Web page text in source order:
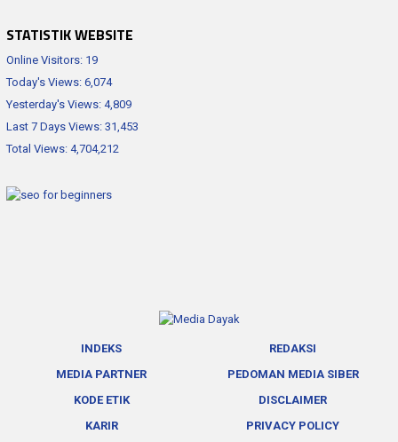
STATISTIK WEBSITE
Online Visitors: 19
Today's Views: 6,074
Yesterday's Views: 4,809
Last 7 Days Views: 31,453
Total Views: 4,704,212
INDEKS
REDAKSI
MEDIA PARTNER
PEDOMAN MEDIA SIBER
KODE ETIK
DISCLAIMER
KARIR
PRIVACY POLICY